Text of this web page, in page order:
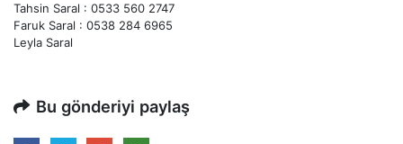
Tahsin Saral : 0533 560 2747
Faruk Saral : 0538 284 6965
Leyla Saral
Bu gönderiyi paylaş